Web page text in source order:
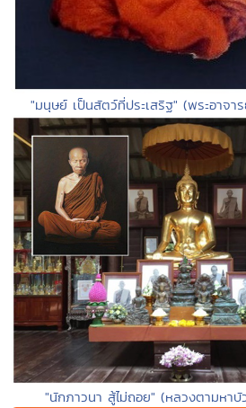
"มนุษย์ เป็นสัตว์ที่ประเสริฐ" (พระอาจา
"นักภาวนา สู้ไม่ถอย" (หลวงตามหา